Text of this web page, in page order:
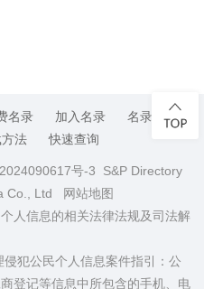
名录 加入名录
名录库
法 快速查询
号-3 S&P Directory
Co., Ltd
网站地图
人信息的相关法律法规及司法解
犯公民个人信息案件指引：公
登记等信息中所包含的手机、电